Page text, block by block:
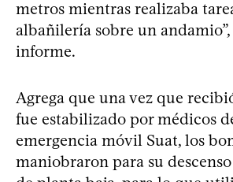
metros mientras realizaba
albañilería sobre un
informe.
Agrega que una vez que
fue estabilizado por médicos
emergencia móvil Suat, los
maniobraron para su